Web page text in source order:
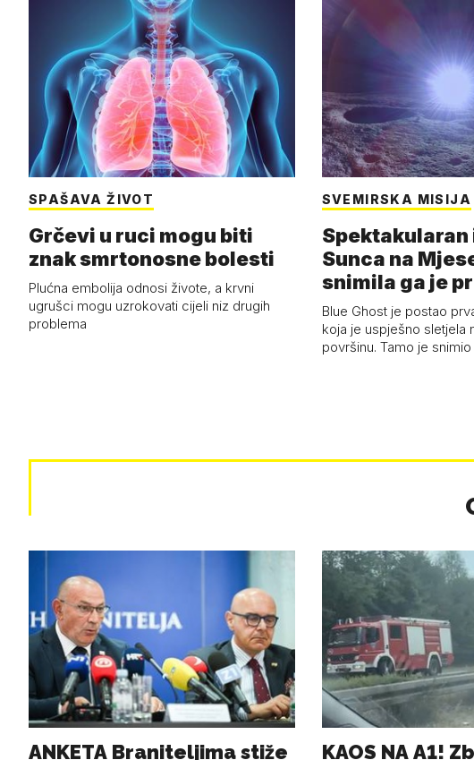
SPAŠAVA ŽIVOT
Grčevi u ruci mogu biti
znak smrtonosne bolesti
Plućna embolija odnosi živote, a krvni
ugrušci mogu uzrokovati cijeli niz drugih
problema
SVEMIRSKA MISIJA
Spektakularan
Sunca na
snimila ga je
letjelica -
Blue Ghost je postao
koja je uspješno sletjela
površinu. Tamo je